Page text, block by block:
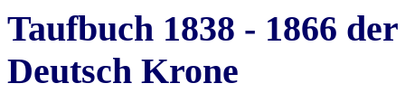
Taufbuch 1838 - 1866
Deutsch Krone